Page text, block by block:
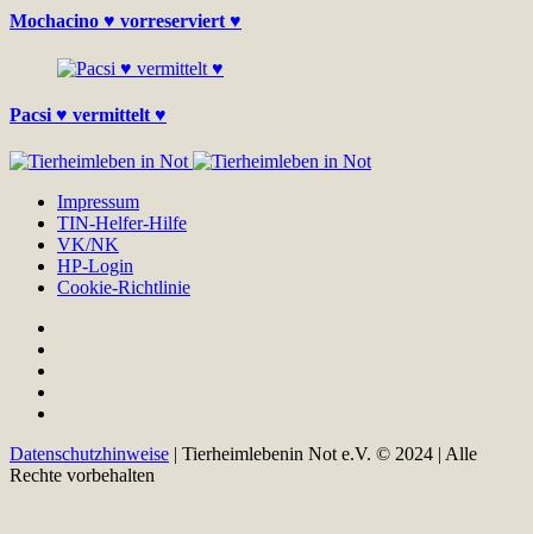
Mochacino ♥ vorreserviert ♥
Pacsi ♥ vermittelt ♥
Impressum
TIN-Helfer-Hilfe
VK/NK
HP-Login
Cookie-Richtlinie
Datenschutzhinweise | Tierheimlebenin Not e.V. © 2024 | Alle
Rechte vorbehalten